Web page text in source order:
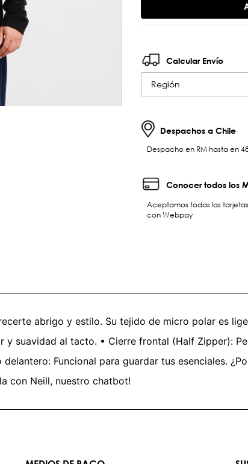
Calcular Envío
Región
Despachos a Chile
Despacho en RM hasta en
Conocer todos los
Aceptamos todas las
con Webpay
abrigo y estilo. Su tejido de micro polar es
suavidad al tacto. • Cierre frontal (Half Zipper):
Funcional para guardar tus esenciales.
con Neill, nuestro chatbot!